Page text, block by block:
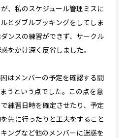
、私のスケジュール管理ミスに
とダブルブッキングをしてしま
ンスの練習ができず、サークル
をかけ深く反省しました。
はメンバーの予定を確認する間
うという点でした。この点を意
練習日時を確定させたり、予定
先に行ったりと工夫をすること
ングなど他のメンバーに迷惑を